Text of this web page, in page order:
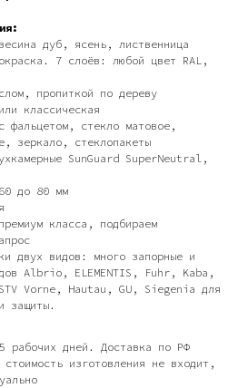
дуб, ясень, лиственница
7 слоёв: любой цвет RAL,
пропиткой по дереву
классическая
фальцетом, cтекло матовое,
зеркало, стеклопакеты
SunGuard SuperNeutral,
до 80 мм
класса, подбираем
двух видов: много запорные и
Albrio, ELEMENTIS, Fuhr, Kaba,
Vorne, Hautau, GU, Siegenia для
защиты.
рабочих дней. Доставка по РФ
изготовления не входит,